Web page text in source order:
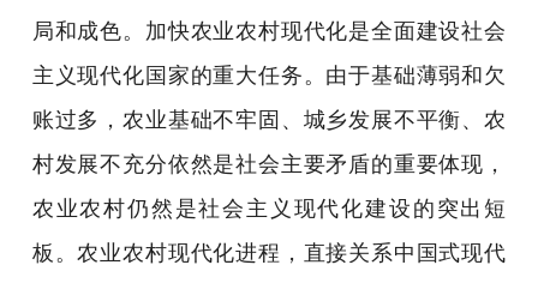
局和成色。加快农业农村现代化是全面建设社会
主义现代化国家的重大任务。由于基础薄弱和欠
账过多，农业基础不牢固、城乡发展不平衡、农
村发展不充分依然是社会主要矛盾的重要体现，
农业农村仍然是社会主义现代化建设的突出短
板。农业农村现代化进程，直接关系中国式现代